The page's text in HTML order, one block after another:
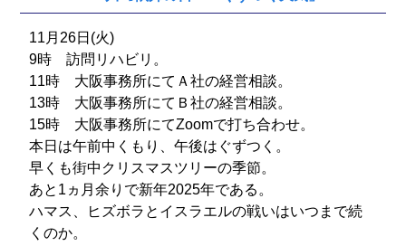
11月26日(火)
9時 訪問リハビリ。
11時 大阪事務所にてＡ社の経営相談。
13時 大阪事務所にてＢ社の経営相談。
15時 大阪事務所にてZoomで打ち合わせ。
本日は午前中くもり、午後はぐずつく。
早くも街中クリスマスツリーの季節。
あと1ヵ月余りで新年2025年である。
ハマス、ヒズボラとイスラエルの戦いはいつまで続
くのか。